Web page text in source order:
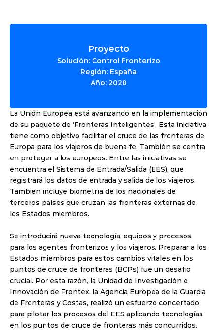
La Unión Europea está avanzando en la implementación
de su paquete de ‘Fronteras Inteligentes’. Esta iniciativa
tiene como objetivo facilitar el cruce de las fronteras de
Europa para los viajeros de buena fe. También se centra
en proteger a los europeos. Entre las iniciativas se
encuentra el Sistema de Entrada/Salida (EES), que
registrará los datos de entrada y salida de los viajeros.
También incluye biometría de los nacionales de
terceros países que cruzan las fronteras externas de
los Estados miembros.
Se introducirá nueva tecnología, equipos y procesos
para los agentes fronterizos y los viajeros. Preparar a los
Estados miembros para estos cambios vitales en los
puntos de cruce de fronteras (BCPs) fue un desafío
crucial. Por esta razón, la Unidad de Investigación e
Innovación de Frontex, la Agencia Europea de la Guardia
de Fronteras y Costas, realizó un esfuerzo concertado
para pilotar los procesos del EES aplicando tecnologías
en los puntos de cruce de fronteras más concurridos.
Proyecto
Solución: Control Fronterizo
Región: España
Año: 2020